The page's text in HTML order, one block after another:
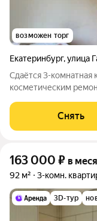
возможен торг
Екатеринбург,улица
Сдаётся 3-комнатная
косметическим
панельный, окна
Снять
163 000 ₽ в
92 м² 3-комн.
3D-тур